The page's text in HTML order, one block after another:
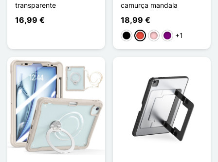
transparente
16,99 €
camurça mandala
18,99 €
PretoVermelho
RosaPúrpura
+1